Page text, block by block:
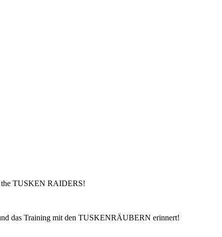
the TUSKEN RAIDERS!
das Training mit den TUSKENRÄUBERN erinnert!